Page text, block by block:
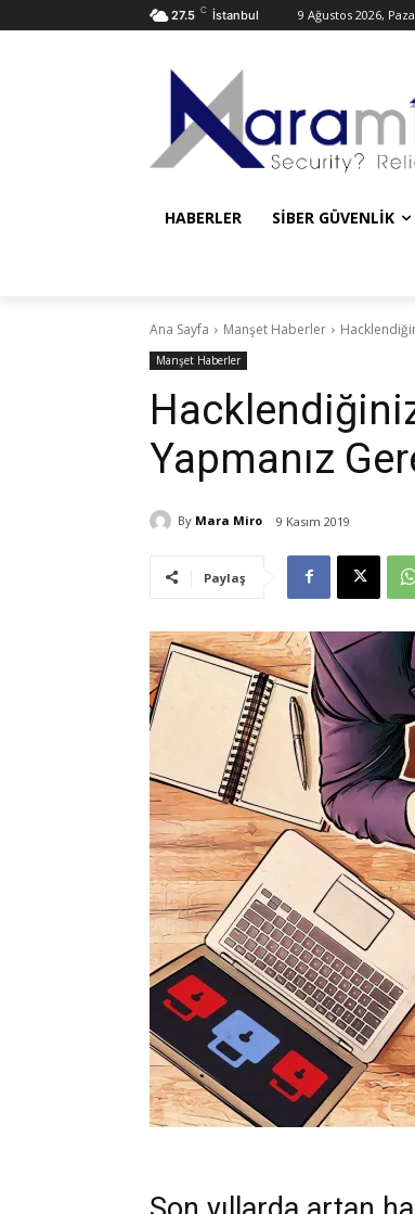
27.5 C İstanbul 9 Ağustos 2026,
HABERLER SIBER GÜVENLIK
Ana Sayfa Manşet Haberler
Manşet Haberler
Yapmanız
By Mara Miro 9 Kasım 2019
Paylaş